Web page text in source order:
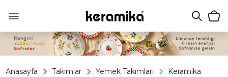
Anasayfa Takımlar Yemek Takımları Keramika